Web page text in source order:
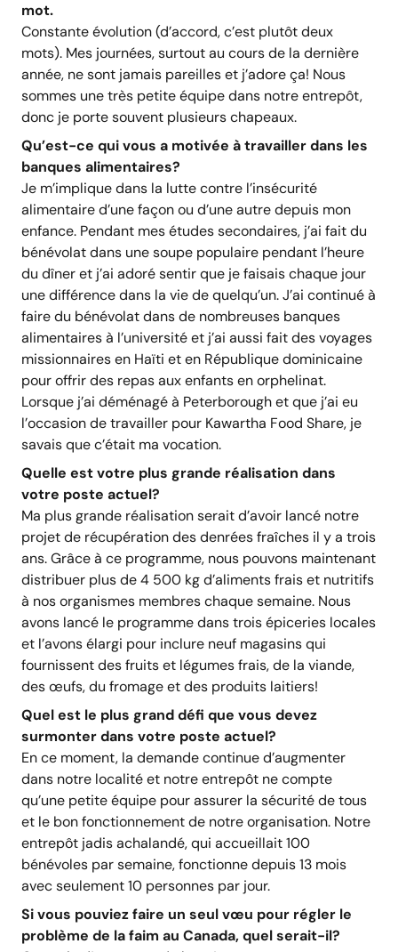
mot.
Constante évolution (d’accord, c’est plutôt deux
mots). Mes journées, surtout au cours de la dernière
année, ne sont jamais pareilles et j’adore ça! Nous
sommes une très petite équipe dans notre entrepôt,
donc je porte souvent plusieurs chapeaux.
Qu’est-ce qui vous a motivée à travailler dans les
banques alimentaires?
Je m’implique dans la lutte contre l’insécurité
alimentaire d’une façon ou d’une autre depuis mon
enfance. Pendant mes études secondaires, j’ai fait du
bénévolat dans une soupe populaire pendant l’heure
du dîner et j’ai adoré sentir que je faisais chaque jour
une différence dans la vie de quelqu’un. J’ai continué à
faire du bénévolat dans de nombreuses banques
alimentaires à l’université et j’ai aussi fait des voyages
missionnaires en Haïti et en République dominicaine
pour offrir des repas aux enfants en orphelinat.
Lorsque j’ai déménagé à Peterborough et que j’ai eu
l’occasion de travailler pour Kawartha Food Share, je
savais que c’était ma vocation.
Quelle est votre plus grande réalisation dans
votre poste actuel?
Ma plus grande réalisation serait d’avoir lancé notre
projet de récupération des denrées fraîches il y a trois
ans. Grâce à ce programme, nous pouvons maintenant
distribuer plus de 4 500 kg d’aliments frais et nutritifs
à nos organismes membres chaque semaine. Nous
avons lancé le programme dans trois épiceries locales
et l’avons élargi pour inclure neuf magasins qui
fournissent des fruits et légumes frais, de la viande,
des œufs, du fromage et des produits laitiers!
Quel est le plus grand défi que vous devez
surmonter dans votre poste actuel?
En ce moment, la demande continue d’augmenter
dans notre localité et notre entrepôt ne compte
qu’une petite équipe pour assurer la sécurité de tous
et le bon fonctionnement de notre organisation. Notre
entrepôt jadis achalandé, qui accueillait 100
bénévoles par semaine, fonctionne depuis 13 mois
avec seulement 10 personnes par jour.
Si vous pouviez faire un seul vœu pour régler le
problème de la faim au Canada, quel serait-il?